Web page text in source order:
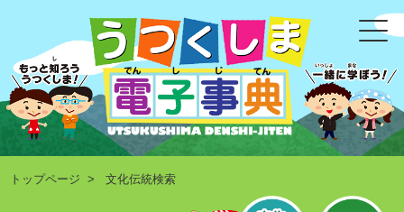
トップページ > 文化伝統検索